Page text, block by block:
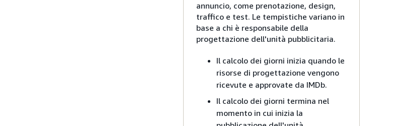
annuncio, come prenotazione, design,
traffico e test. Le tempistiche variano in
base a chi è responsabile della
progettazione dell'unità pubblicitaria.
Il calcolo dei giorni inizia quando le
risorse di progettazione vengono
ricevute e approvate da IMDb.
Il calcolo dei giorni termina nel
momento in cui inizia la